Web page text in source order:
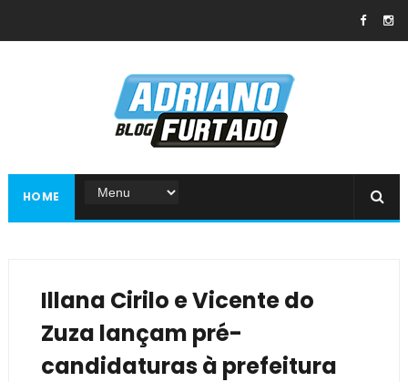
HOME
Illana Cirilo e Vicente do
Zuza lançam pré-
candidaturas à prefeitura